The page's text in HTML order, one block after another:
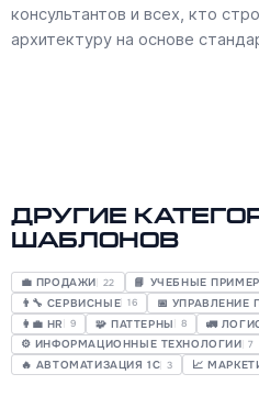
консультантов и всех, кто
архитектуру на основе
Другие
шаблонов
💼 ПРОДАЖИ 22 📘 УЧЕБНЫЕ
👨‍🔧 СЕРВИСНЫЕ 16 📅 УПРАВЛЕНИЕ
👩‍💼 HR 9 🧩 ПАТТЕРНЫ 8 🚛
⚙️ ИНФОРМАЦИОННЫЕ ТЕХНОЛОГИИ 7
🔥 АВТОМАТИЗАЦИЯ 1С 3 📈